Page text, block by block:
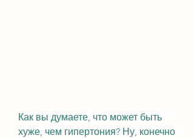
Как вы думаете, что может быть
хуже, чем гипертония? Ну, конечно